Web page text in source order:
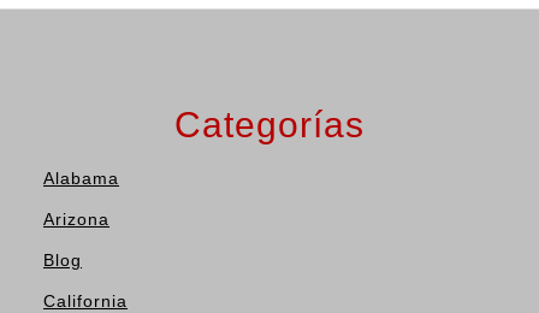
Categorías
Alabama
Arizona
Blog
California